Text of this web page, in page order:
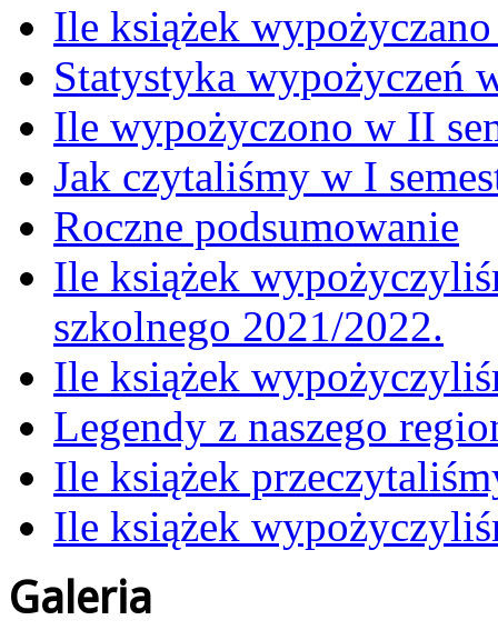
Ile książek
Statystyka wypożyczeń
Ile wypożyczono w II
Jak czytaliśmy w I
Roczne podsumowanie
Ile książek
szkolnego 2021/2022.
Ile książek
Legendy z naszego
Ile książek
Ile książek
Galeria